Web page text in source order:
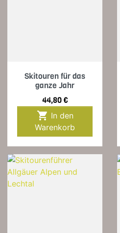
Skitouren für das
ganze Jahr
Preis
44,80 €

Warenkorb